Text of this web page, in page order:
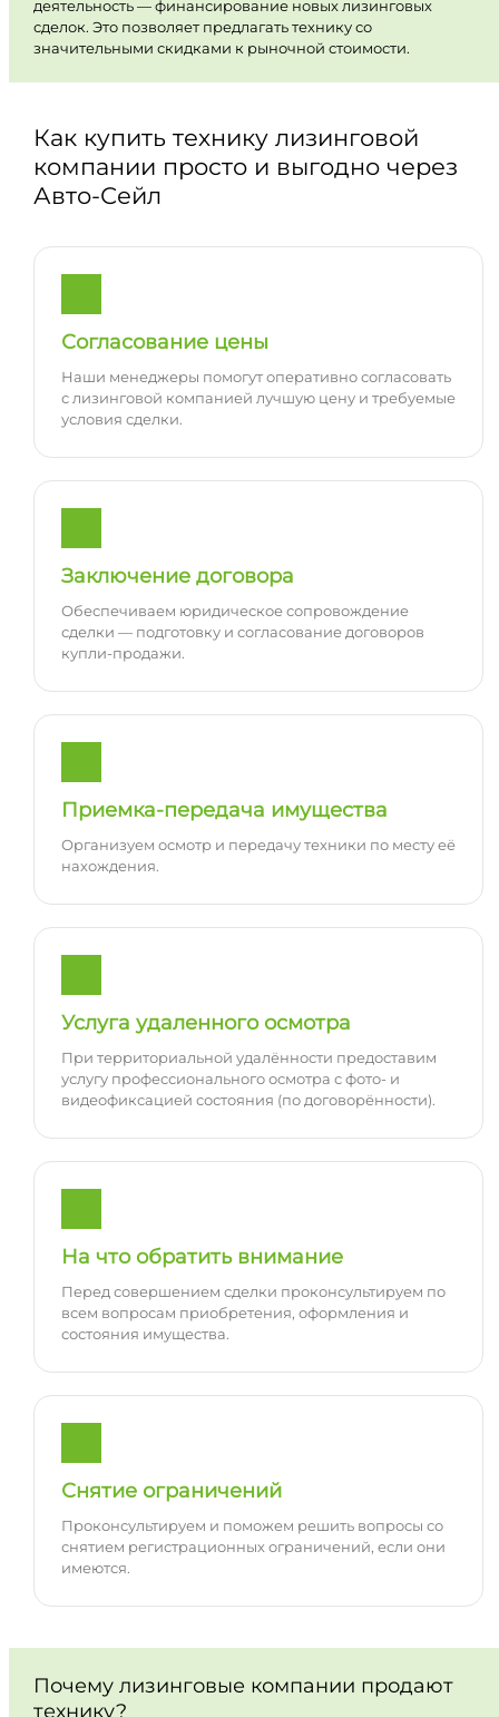
деятельность — финансирование новых лизинговых
сделок. Это позволяет предлагать технику со
значительными скидками к рыночной стоимости.
Как купить технику лизинговой
компании просто и выгодно через
Авто-Сейл
Согласование цены
Наши менеджеры помогут оперативно согласовать
с лизинговой компанией лучшую цену и требуемые
условия сделки.
Заключение договора
Обеспечиваем юридическое сопровождение
сделки — подготовку и согласование договоров
купли-продажи.
Приемка-передача имущества
Организуем осмотр и передачу техники по месту её
нахождения.
Услуга удаленного осмотра
При территориальной удалённости предоставим
услугу профессионального осмотра с фото- и
видеофиксацией состояния (по договорённости).
На что обратить внимание
Перед совершением сделки проконсультируем по
всем вопросам приобретения, оформления и
состояния имущества.
Снятие ограничений
Проконсультируем и поможем решить вопросы со
снятием регистрационных ограничений, если они
имеются.
Почему лизинговые компании продают
технику?